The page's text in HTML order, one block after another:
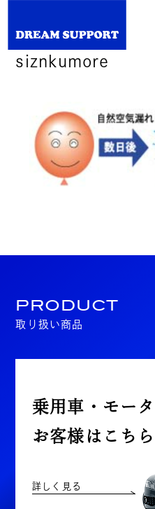
siznkumore
PRODUCT
取り扱い商品
乗用車・モー
お客様はこちら
詳しく見る